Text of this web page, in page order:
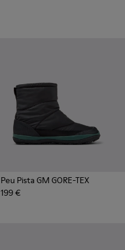
Peu Pista GM GORE-TEX
199 €